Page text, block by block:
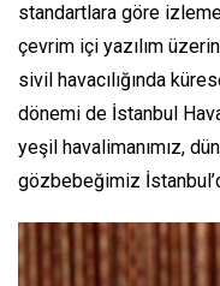
standartlara göre
çevrim içi yazılım
sivil havacılığında
dönemi de İstanbul
yeşil havalimanımız,
gözbebeğimiz